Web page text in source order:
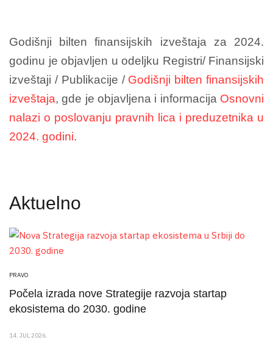
Godišnji bilten finansijskih izveštaja za 2024.
godinu je objavljen u odeljku Registri/ Finansijski
izveštaji / Publikacije / Godišnji bilten finansijskih
izveštaja, gde je objavljena i informacija Osnovni
nalazi o poslovanju pravnih lica i preduzetnika u
2024. godini.
Aktuelno
PRAVO
Počela izrada nove Strategije razvoja startap
ekosistema do 2030. godine
14. JUL 2026.